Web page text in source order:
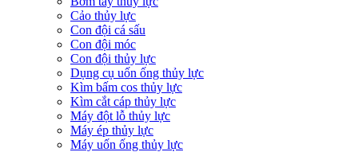
Cảo thủy lực
Con đội cá sấu
Con đội móc
Con đội thủy lực
Dụng cụ uốn ống thủy lực
Kìm bấm cos thủy lực
Kìm cắt cáp thủy lực
Máy đột lỗ thủy lực
Máy ép thủy lực
Máy uốn ống thủy lực